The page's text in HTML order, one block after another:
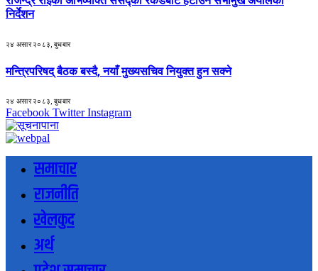
निर्देशन
२४ असार २०८३, बुधबार
मन्त्रिपरिषद् बैठक बस्दै, नयाँ मुख्यसचिव नियुक्त हुन सक्ने
२४ असार २०८३, बुधबार
Facebook Twitter Instagram
समाचार
राजनीति
खेलकुद
अर्थ